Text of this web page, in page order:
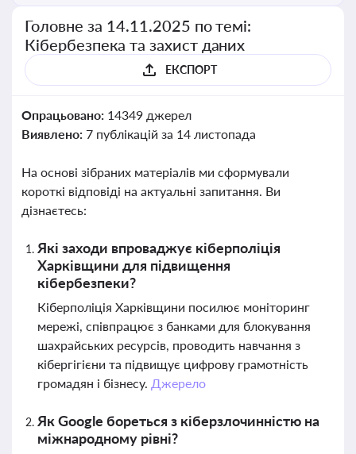
Головне за 14.11.2025 по темі:
Кібербезпека та захист даних
ЕКСПОРТ
Опрацьовано: 14349 джерел
Виявлено: 7 публікацій за 14 листопада
На основі зібраних матеріалів ми сформували
короткі відповіді на актуальні запитання. Ви
дізнаєтесь:
Які заходи впроваджує кіберполіція
Харківщини для підвищення
кібербезпеки?
Кіберполіція Харківщини посилює моніторинг
мережі, співпрацює з банками для блокування
шахрайських ресурсів, проводить навчання з
кібергігієни та підвищує цифрову грамотність
громадян і бізнесу. Джерело
Як Google бореться з кіберзлочинністю на
міжнародному рівні?